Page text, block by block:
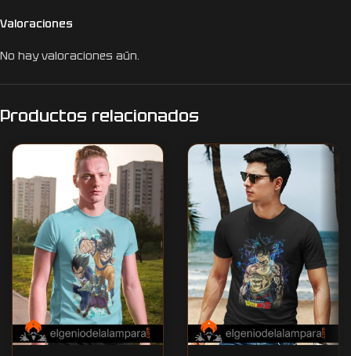
Valoraciones
No hay valoraciones aún.
Productos relacionados